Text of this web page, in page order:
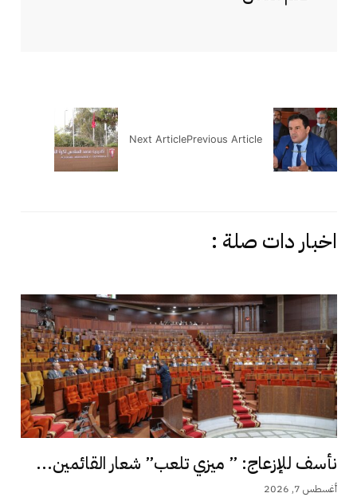
Previous Article
Next Article
اخبار دات صلة :
نأسف للإزعاج: ” ميزي تلعب” شعار القائمين...
أغسطس 7, 2026